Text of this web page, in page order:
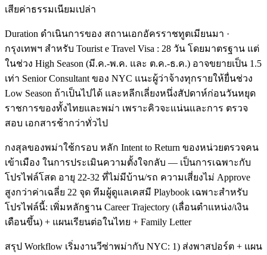
เสียค่าธรรมเนียมเปล่า
Duration ดำเนินการของ สถานเอกอัครราชทูตเมียนมา ·
กรุงเทพฯ สำหรับ Tourist e Travel Visa : 28 วัน โดยมาตรฐาน แต่
ในช่วง High Season (มี.ค.-พ.ค. และ ต.ค.-ธ.ค.) อาจขยายเป็น 1.5
เท่า Senior Consultant ของ NYC แนะผู้ว่าจ้างทุกรายให้ยื่นช่วง
Low Season ถ้าเป็นไปได้ และหลีกเลี่ยงหนึ่งสัปดาห์ก่อนวันหยุด
ราชการของทั้งไทยและพม่า เพราะคิวจะแน่นและการ ตรวจ
สอบ เอกสารช้ากว่าทั่วไป
กงสุลของพม่าใช้กรอบ หลัก Intent to Return ของหน่วยตรวจคน
เข้าเมือง ในการประเมินความตั้งใจกลับ — เป็นการเฉพาะกับ
โปรไฟล์โสด อายุ 22-32 ที่ไม่มีบ้าน/รถ ความเสี่ยงไม่ Approve
สูงกว่าค่าเฉลี่ย 22 จุด ทีมผู้ดูแลเคสมี Playbook เฉพาะสำหรับ
โปรไฟล์นี้: เพิ่มหลักฐาน Career Trajectory (เลื่อนตำแหน่ง/เงิน
เดือนขึ้น) + แผนเรียนต่อในไทย + Family Letter
สรุป Workflow เริ่มงานวีซ่าพม่ากับ NYC: 1) ส่งพาสปอร์ต + แผน